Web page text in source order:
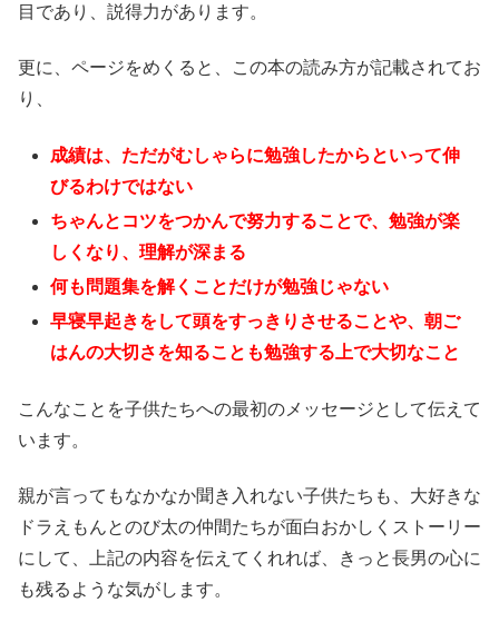
目であり、説得力があります。
更に、ページをめくると、この本の読み方が記載されてお
り、
成績は、ただがむしゃらに勉強したからといって伸
びるわけではない
ちゃんとコツをつかんで努力することで、勉強が楽
しくなり、理解が深まる
何も問題集を解くことだけが勉強じゃない
早寝早起きをして頭をすっきりさせることや、朝ご
はんの大切さを知ることも勉強する上で大切なこと
こんなことを子供たちへの最初のメッセージとして伝えて
います。
親が言ってもなかなか聞き入れない子供たちも、大好きな
ドラえもんとのび太の仲間たちが面白おかしくストーリー
にして、上記の内容を伝えてくれれば、きっと長男の心に
も残るような気がします。